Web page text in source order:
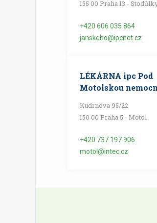
155 00 Praha 13 -
+420 606 035 864
janskeho@ipcnet.cz
LÉKÁRNA ipc Pod
Motolskou
Kudrnova 95/22
150 00 Praha 5 - Motol
+420 737 197 906
motol@intec.cz